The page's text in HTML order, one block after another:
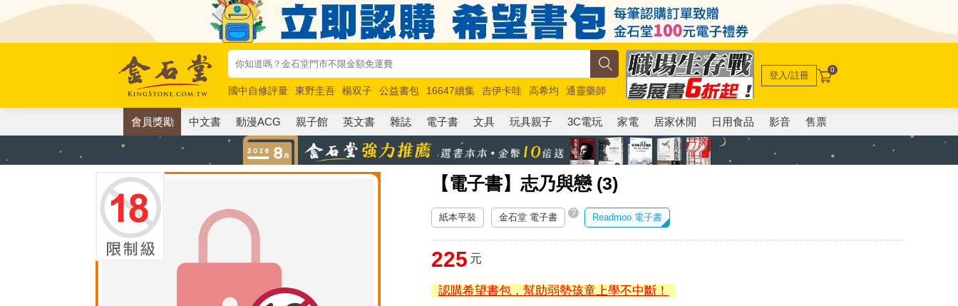
國中自修評量 東野圭吾 楊双子 公益書包 16647續集 吉伊卡哇 高希均
通靈藥師
唯紅花綻放
奧德賽 路邊攤新作 馬斯克 玩具總動員5 超慢跑
登入/註冊 0
會員獎勵 中文書 動漫ACG 親子館 英文書 雜誌 電子書 文具 玩具親子 3C電玩 家電 居家休閒 日用食品 影音 售票
【電子書】志乃與戀 (3)
紙本平裝 金石堂 電子書 ? Readmoo 電子書
225 元
認購希望書包，幫助弱勢孩童上學不中斷！